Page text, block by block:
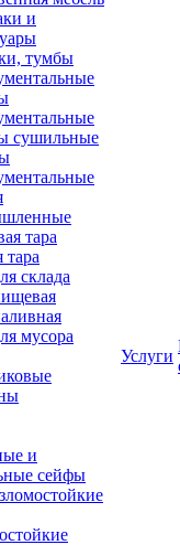
и
тумбы
сушильные
тара
склада
мусора
и
сейфы
Услуги